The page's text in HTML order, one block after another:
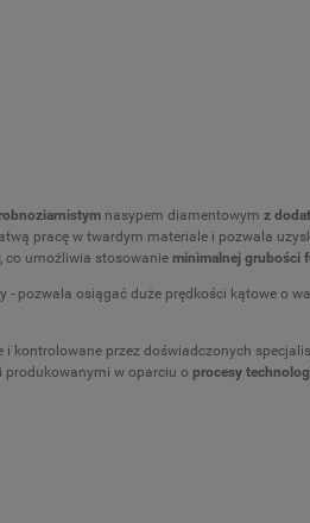
nasypem diamentowym z
pracę w twardym materiale i pozwala
co umożliwia stosowanie minimalnej grubości
pozwala osiągać duże prędkości kątowe o
kontrolowane przez doświadczonych
produkowanymi w oparciu o procesy